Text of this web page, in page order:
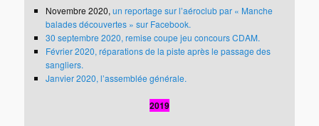
Novembre 2020,un reportage sur l’aéroclubpar « Manche
balades découvertes » sur Facebook.
30 septembre 2020, remise coupe jeu concours CDAM.
Février 2020, réparations de la piste après le passage des
sangliers.
Janvier 2020, l’assemblée générale.
2019